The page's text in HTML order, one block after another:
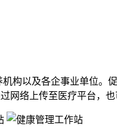
构以及各企事业单位
网络上传至医疗平台，也